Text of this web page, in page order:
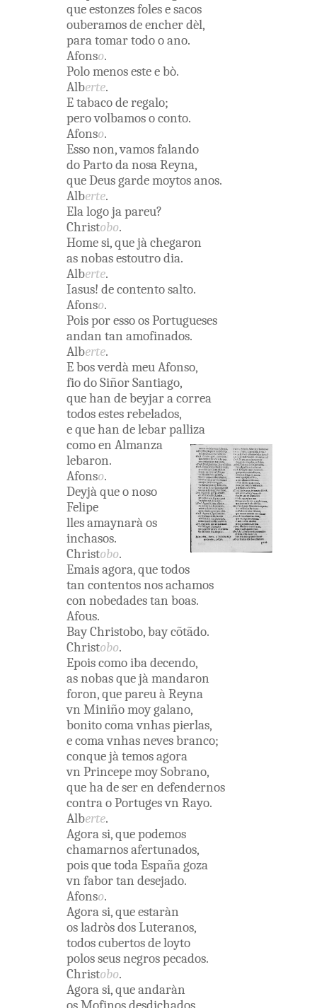
queestonzesfolesesacos
ouberamosdeencherdèl,
paratomartodooano.
Afonso.
Polomenosesteebò.
Alberte.
Etabacoderegalo;
perovolbamosoconto.
Afonso.
Essonon,vamosfalando
doPartodanosaReyna,
queDeusgardemoytosanos.
Alberte.
Elalogojapareu?
Christobo.
Homesi,quejàchegaron
asnobasestoutrodia.
Alberte.
Iasus! decontentosalto.
Afonso.
PoisporessoosPortugueses
andan tan amofinados.
Alberte.
E bosverdàmeuAfonso,
fiodoSiñorSantiago,
quehan debeyjaracorrea
todosestesrebelados,
equehan delebarpalliza
comoen Almanza
lebaron.
Afonso.
Deyjàqueonoso
Felipe
llesamaynaràos
inchasos.
Christobo.
Emaisagora,quetodos
tan contentosnosachamos
con nobedadestan boas.
Afous.
BayChristobo,baycõtãdo.
Christobo.
Epoiscomoibadecendo,
asnobasquejàmandaron
foron,quepareuàReyna
vn Miniñomoygalano,
bonitocomavnhaspierlas,
ecomavnhasnevesbranco;
conquejàtemosagora
vn PrincepemoySobrano,
quehadeseren defendernos
contraoPortugesvn Rayo.
Alberte.
Agorasi,quepodemos
chamarnosafertunados,
poisquetodaEspañagoza
vn fabortan desejado.
Afonso.
Agorasi,queestaràn
osladròsdosLuteranos,
todoscubertosdeloyto
polosseusnegrospecados.
Christobo.
Agorasi,queandaràn